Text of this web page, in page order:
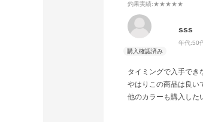
釣果実績:★★★★★
sss
年代:50
タイミングで入手でき
やはりこの商品は良い
他のカラーも購入した